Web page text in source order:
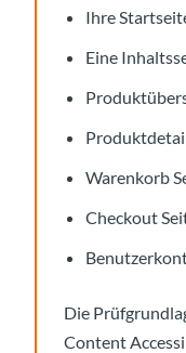
Ihre
Eine
Warenkorb
Checkout
Die
Content